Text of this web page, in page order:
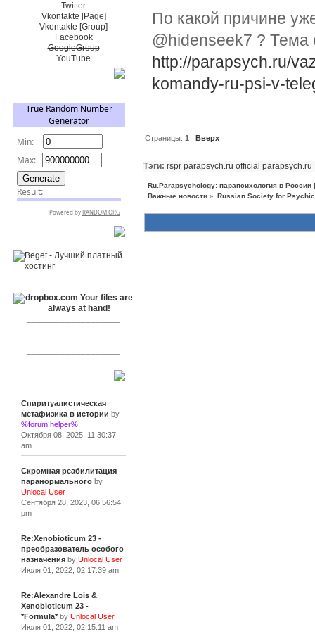
Twitter
Vkontakte [Page]
Vkontakte [Group]
Facebook
GoogleGroup
YouTube
Спиритуалистическая
метафизика в истории by
%forum.helper%
Октября 08, 2025, 11:30:37
am
Скромная реабилитация
паранормальногоby
Unlocal User
Сентября 28, 2023, 06:56:54
pm
Re:Xenobioticum 23 -
преобразователь особого
назначенияby Unlocal User
Июля 01, 2022, 02:17:39 am
Re:Alexandre Lois &
Xenobioticum 23 -
*Formula*by Unlocal User
Июля 01, 2022, 02:15:11 am
По какой причине
@hidenseek7 ? Тема
http://parapsych.ru/
komandy-ru-psi-v-
Страницы:1 Вверх
Тэги: rspr parapsych.ru official parapsych.ru
Ru.Parapsychology: парапсихология в
Важные новости » Russian Society for